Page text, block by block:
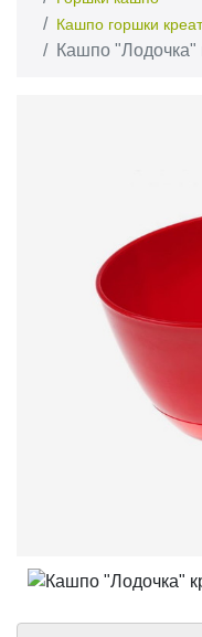
Кашпо горшки
Кашпо "Лодочка"